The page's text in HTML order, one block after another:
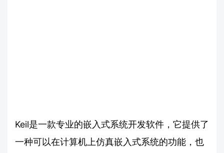
Keil是一款专业的嵌入式系统开发软件，它提供了
一种可以在计算机上仿真嵌入式系统的功能，也